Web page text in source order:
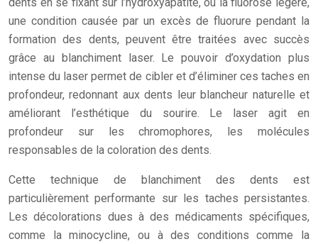
une condition causée par un excès de fluorure pendant la
formation des dents, peuvent être traitées avec succès
grâce au blanchiment laser. Le pouvoir d’oxydation plus
intense du laser permet de cibler et d’éliminer ces taches en
profondeur, redonnant aux dents leur blancheur naturelle et
améliorant l’esthétique du sourire. Le laser agit en
profondeur sur les chromophores, les molécules
responsables de la coloration des dents.
Cette technique de blanchiment des dents est
particulièrement performante sur les taches persistantes.
Les décolorations dues à des médicaments spécifiques,
comme la minocycline, ou à des conditions comme la